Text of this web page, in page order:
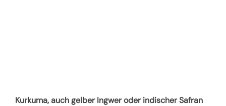
Kurkuma, auch gelber Ingwer oder indischer Safran